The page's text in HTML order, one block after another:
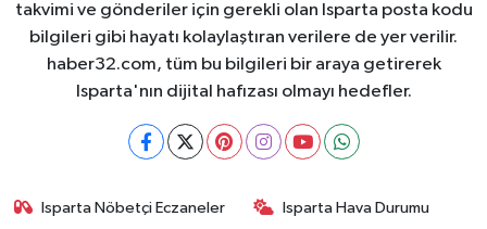
takvimi ve gönderiler için gerekli olan Isparta posta kodu
bilgileri gibi hayatı kolaylaştıran verilere de yer verilir.
haber32.com, tüm bu bilgileri bir araya getirerek
Isparta'nın dijital hafızası olmayı hedefler.
Isparta Nöbetçi Eczaneler Isparta Hava Durumu